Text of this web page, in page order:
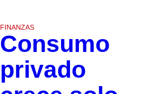
FINANZAS
Consumo
privado